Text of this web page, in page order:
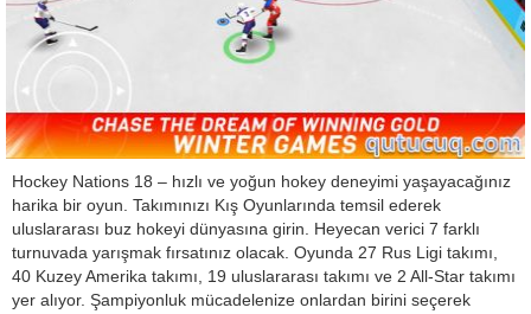
Hockey Nations 18 – hızlı ve yoğun hokey deneyimi yaşayacağınız
harika bir oyun. Takımınızı Kış Oyunlarında temsil ederek
uluslararası buz hokeyi dünyasına girin. Heyecan verici 7 farklı
turnuvada yarışmak fırsatınız olacak. Oyunda 27 Rus Ligi takımı,
40 Kuzey Amerika takımı, 19 uluslararası takımı ve 2 All-Star takımı
yer alıyor. Şampiyonluk mücadelenize onlardan birini seçerek